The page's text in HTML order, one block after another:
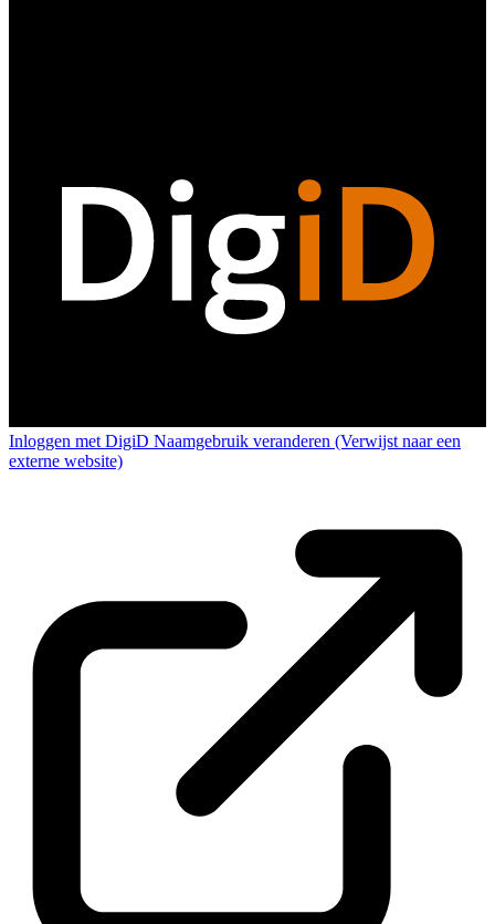
Inloggen met DigiD Naamgebruik veranderen (Verwijst naar een
externe website)